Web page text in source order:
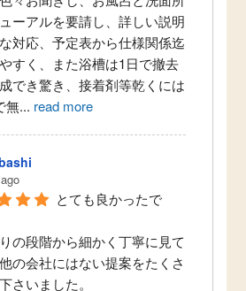
ーアルを要請し、詳しい説明
対応、予定表から仕様関係迄
すく、また浴槽は1日で撤去
でき驚き、接着剤等乾くには
無... read more
とても良かったで
の段階から細かく丁寧に見て
の会社にはない提案をたくさ
さいました。